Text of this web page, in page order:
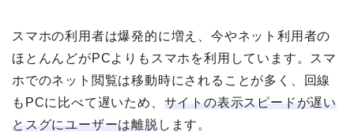
スマホの利用者は爆発的に増え、今やネット利用者の
ほとんんどがPCよりもスマホを利用しています。スマ
ホでのネット閲覧は移動時にされることが多く、回線
もPCに比べて遅いため、 サイトの表示スピードが遅い
とスグにユーザーは離脱 します。